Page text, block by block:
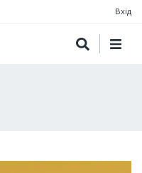
Вхід